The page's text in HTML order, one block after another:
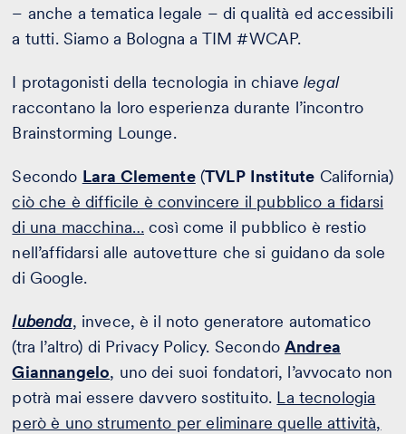
– anche a tematica legale – di qualità ed accessibili
a tutti. Siamo a Bologna a TIM #WCAP.
I protagonisti della tecnologia in chiavelegal
raccontano la loro esperienza durante l’incontro
Brainstorming Lounge.
Secondo Lara Clemente(TVLP Institute California)
ciò che è difficile è convincere il pubblico a fidarsi
di una macchina… così come il pubblico è restio
nell’affidarsi alle autovetture che si guidano da sole
di Google.
Iubenda, invece, è il noto generatore automatico
(tra l’altro) di Privacy Policy. Secondo Andrea
Giannangelo, uno dei suoi fondatori, l’avvocato non
potrà mai essere davvero sostituito. La tecnologia
però è uno strumento per eliminare quelle attività,